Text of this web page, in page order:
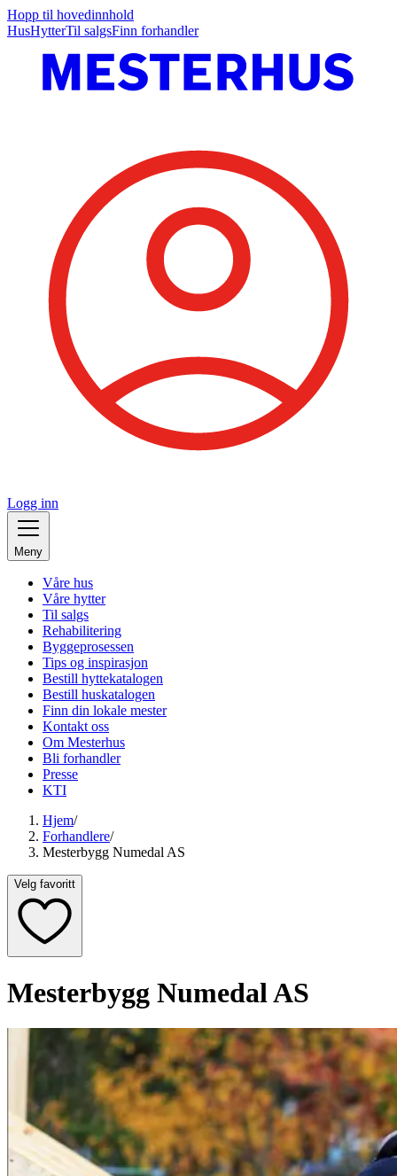
Hopp til hovedinnhold
HusHytterTil salgsFinn forhandler
Logg inn
Meny
Våre hus
Våre hytter
Til salgs
Rehabilitering
Byggeprosessen
Tips og inspirasjon
Bestill hyttekatalogen
Bestill huskatalogen
Finn din lokale mester
Kontakt oss
Om Mesterhus
Bli forhandler
Presse
KTI
Hjem/
Forhandlere/
Mesterbygg Numedal AS
Velg favoritt
Mesterbygg Numedal AS